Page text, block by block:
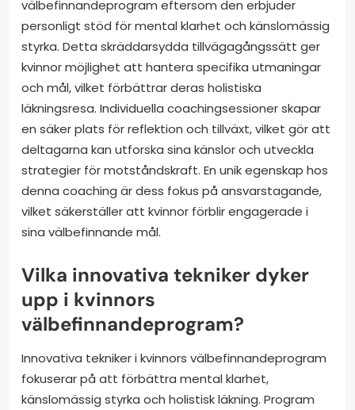
välbefinnandeprogram eftersom den erbjuder
personligt stöd för mental klarhet och känslomässig
styrka. Detta skräddarsydda tillvägagångssätt ger
kvinnor möjlighet att hantera specifika utmaningar
och mål, vilket förbättrar deras holistiska
läkningsresa. Individuella coachingsessioner skapar
en säker plats för reflektion och tillväxt, vilket gör att
deltagarna kan utforska sina känslor och utveckla
strategier för motståndskraft. En unik egenskap hos
denna coaching är dess fokus på ansvarstagande,
vilket säkerställer att kvinnor förblir engagerade i
sina välbefinnande mål.
Vilka innovativa tekniker dyker
upp i kvinnors
välbefinnandeprogram?
Innovativa tekniker i kvinnors välbefinnandeprogram
fokuserar på att förbättra mental klarhet,
känslomässig styrka och holistisk läkning. Program